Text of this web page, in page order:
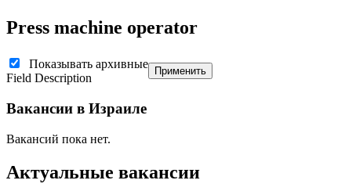
Press machine operator
Показывать архивные
Field Description
Применить
Вакансии в Израиле
Вакансий пока нет.
Актуальные вакансии